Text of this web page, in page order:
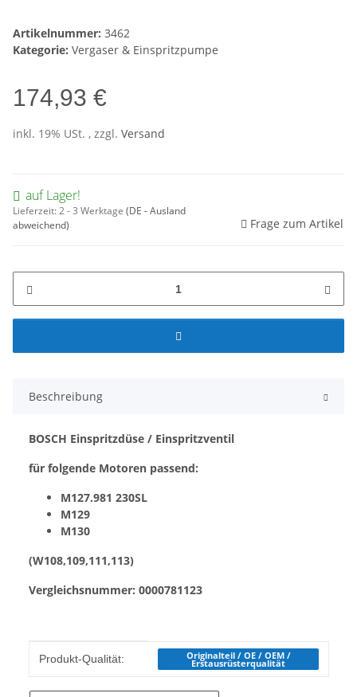
Artikelnummer: 3462
Kategorie: Vergaser & Einspritzpumpe
174,93 €
inkl. 19% USt. , zzgl. Versand
auf Lager!
Lieferzeit:2 - 3 Werktage (DE - Ausland
abweichend)
Frage zum Artikel
Beschreibung
BOSCH Einspritzdüse / Einspritzventil
für folgende Motoren passend:
M127.981 230SL
M129
M130
(W108,109,111,113)
Vergleichsnummer: 0000781123
Produkteigenschaft
Wert
Produkt-Qualität: Originalteil / OE / OEM /
Erstausrüsterqualität